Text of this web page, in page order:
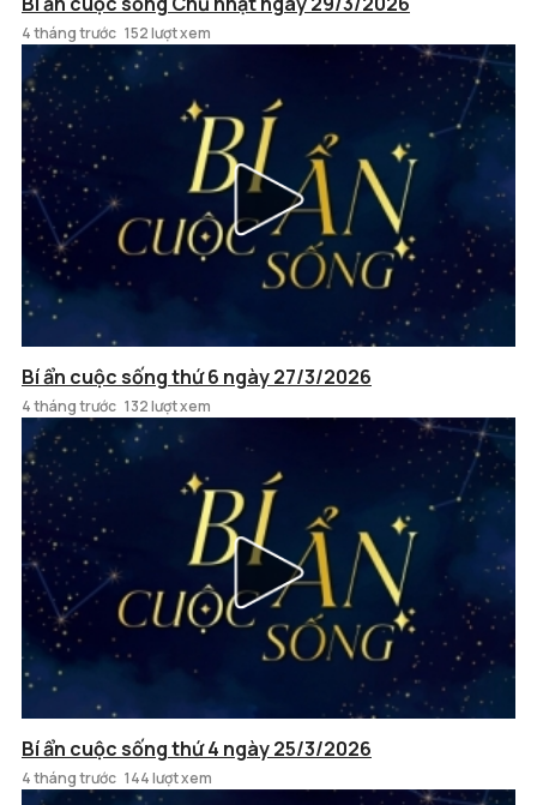
4 tháng trước 152 lượt xem
Bí ẩn cuộc sống thứ 6 ngày 27/3/2026
4 tháng trước 132 lượt xem
Bí ẩn cuộc sống thứ 4 ngày 25/3/2026
4 tháng trước 144 lượt xem